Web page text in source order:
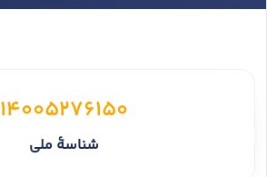
14005276150
شناسهٔ ملی